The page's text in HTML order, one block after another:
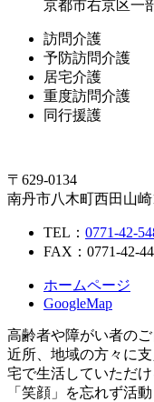
京都市右京区一
訪問介護
予防訪問介護
居宅介護
重度訪問介護
同行援護
〒629-0134
南丹市八木町西田山
TEL： 0771-42-
FAX：0771-42-
ホームページ
GoogleMap
高齢者や障がい者の
近所、地域の方々に
宅で生活していただ
「笑顔」を忘れず活